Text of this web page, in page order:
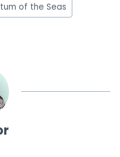
of the Seas